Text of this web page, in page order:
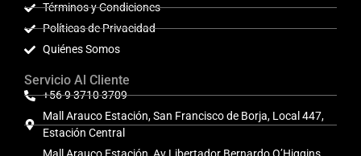
Términos y Condiciones
Políticas de Privacidad
Quiénes Somos
Servicio Al Cliente
+56 9 3710 3709
Mall Arauco Estación, San Francisco de Borja, Local 447,
Estación Central